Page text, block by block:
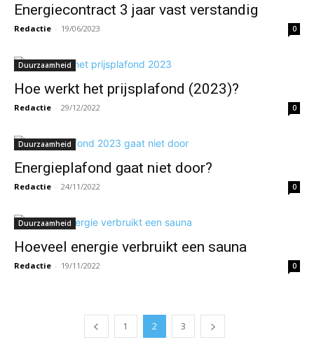
Energiecontract 3 jaar vast verstandig
Redactie - 19/06/2023 0
Duurzaamheid
Hoe werkt het prijsplafond (2023)?
Redactie - 29/12/2022 0
Duurzaamheid
Energieplafond gaat niet door?
Redactie - 24/11/2022 0
Duurzaamheid
Hoeveel energie verbruikt een sauna
Redactie - 19/11/2022 0
1 2 3